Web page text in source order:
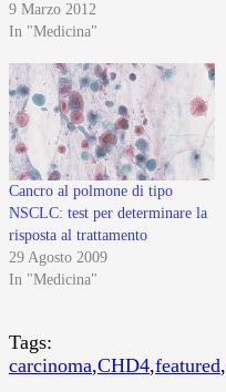
9 Marzo 2012
In "Medicina"
Cancro al polmone di tipo
NSCLC: test per determinare la
risposta al trattamento
29 Agosto 2009
In "Medicina"
Tags:
carcinoma,CHD4,featured,